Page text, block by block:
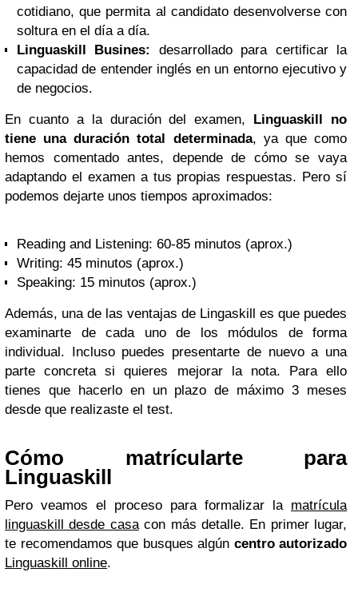
cotidiano, que permita al candidato desenvolverse con
soltura en el día a día.
Linguaskill Busines:
desarrollado para certificar la
capacidad de entender inglés en un entorno ejecutivo y
de negocios.
En cuanto a la duración del examen, Linguaskill no
tiene una duración total determinada, ya que como
hemos comentado antes, depende de cómo se vaya
adaptando el examen a tus propias respuestas. Pero sí
podemos dejarte unos tiempos aproximados:
Reading and Listening: 60-85 minutos (aprox.)
Writing: 45 minutos (aprox.)
Speaking: 15 minutos (aprox.)
Además, una de las ventajas de Lingaskill es que puedes
examinarte de cada uno de los módulos de forma
individual. Incluso puedes presentarte de nuevo a una
parte concreta si quieres mejorar la nota. Para ello
tienes que hacerlo en un plazo de máximo 3 meses
desde que realizaste el test.
Cómo matrícularte para
Linguaskill
Pero veamos el proceso para formalizar la matrícula
linguaskill desde casacon más detalle. En primer lugar,
te recomendamos que busques algún centro autorizado
Linguaskill online.